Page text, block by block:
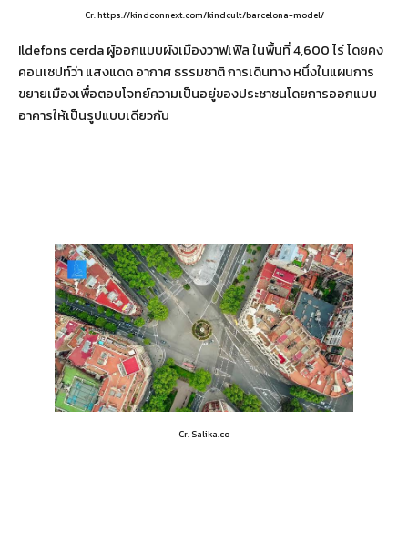
Cr. https://kindconnext.com/kindcult/barcelona-model/
Ildefons cerda ผู้ออกแบบผังเมืองวาฟเฟิล ในพื้นที่ 4,600 ไร่ โดยคง
คอนเซปท์ว่า แสงแดด อากาศ ธรรมชาติ การเดินทาง หนึ่งในแผนการ
ขยายเมืองเพื่อตอบโจทย์ความเป็นอยู่ของประชาชนโดยการออกแบบ
อาคารให้เป็นรูปแบบเดียวกัน
Cr. Salika.co